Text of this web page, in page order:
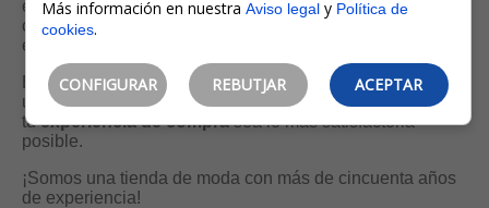
enviarnos unwhatsappal 972 30 27 46 en horario
comercial (puede consultarlo en la sección de contacto) y
estaremos encantados de ayudarte personalmente.
En persona, teléfono u
online , no importa el medio que
utilices, nuestro objetivo es y será siempre el mismo: que
tuexperiencia de comprasea lo más satisfactoria
posible.
¡Somos una tienda de moda con más de cincuenta años
de experiencia!
Más información en nuestra Aviso legaly Política de
cookies.
CONFIGURAR REBUTJAR ACEPTAR